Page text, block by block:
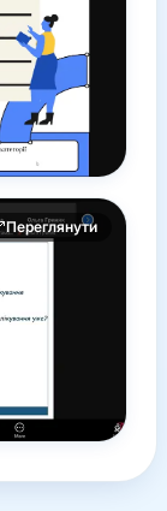
Переглянути